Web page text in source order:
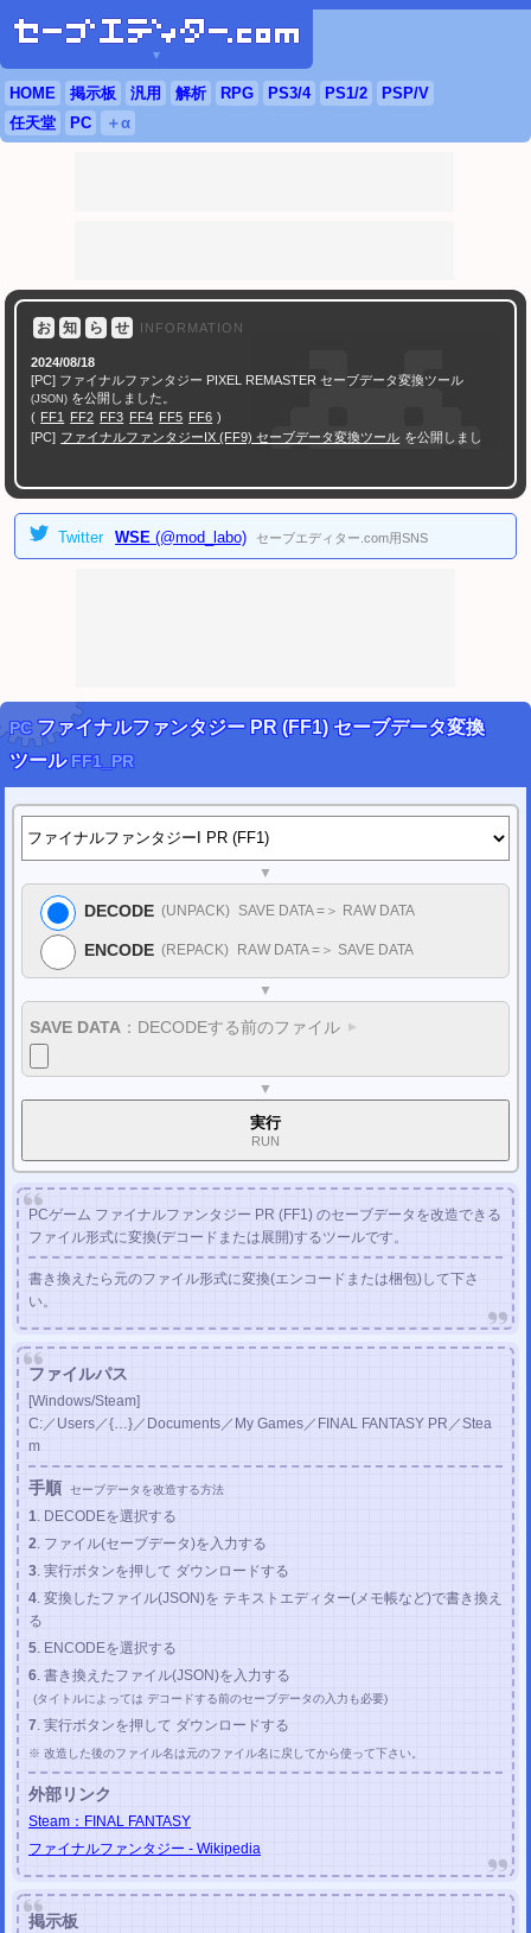
▼
HOME 掲示板 汎用 解析 RPG PS3/4 PS1/2 PSP/V
任天堂
PC ＋α
お 知 ら せ INFORMATION
2024/08/18
[PC] ファイナルファンタジー PIXEL REMASTER セーブデータ変換ツール
(JSON) を公開しました。
( FF1 FF2 FF3 FF4 FF5 FF6 )
[PC] ファイナルファンタジーIX (FF9) セーブデータ変換ツール を公開しまし
ました。
ました。
2024/02/11
[PC] ペルソナ3 リロード セーブデータ変換ツール
を公開しました。
2023/02/18
クイズ動画GIFメーカー9点 を公開しました。
2023/02/18
動画GIF作成シリーズ23点 を公開しました。
2022/11/20
ポケモン履歴書メーカー・スカーレット
ポケモン履歴書メーカー・バイオレット
2022/09/03
ロゴジェネレーター・シリーズ(56点) を公開しました。
2022/07/10
パワプロ風アバター画像ジェネレーター
DQ(ドラゴンクエスト)シリーズ関連ツール を公開しました。
任天堂改造解析掲示板を公開しました。
を公開しました。
セーブファイル名確認ツール for Microsoft Store / Xbox Game Passを公開しま
した。
2021/01/03
DQ11名前変更コード作成ツールとDQ11Sクロスセーブ移動ツール
2020/12/31
PC
PC ドラクエ11S セーブデータ変換ツール
(改造補助ツール)
2020/12/04
PC ホロウナイト セーブデータ変換ツールの不具合を修正しました。
2020/12/04
PCブラッドステインド Ritual of the Night の パッチコード、解析情報を投稿し
ました。
2020/12/02
した。
2020/11/29
PCバイオハザード4 HDの パッチコード、解析情報を PCゲーム改造掲示板に
PC バイオハザード4 HD チェックサム修正ツール
2020/05/17
PCゲーム セーブデータ変換ツールを更新して Dead Cellsを追加しました。
2020/04/24
PCゲーム セーブデータ変換ツール
を公開しました。(改造補助ツール)
ン など
PCゲーム チェックサム修正ツール
(バイオハザード6 鬼武者 ベヨネッタ
など
追加)
JSONファイル整形ツール
Twitter WSE (@mod_labo) セーブエディター.com用SNS
PCファイナルファンタジー PR (FF1)セーブデータ変換
ツール FF1_PR
▼
DECODE (UNPACK) SAVE DATA =＞ RAW DATA
ENCODE (REPACK) RAW DATA =＞ SAVE DATA
▼
SAVE DATA ： DECODEする前のファイル ▼
▼
実行
RUN
PCゲーム ファイナルファンタジー PR (FF1) のセーブデータを改造できる
ファイル形式に変換(デコードまたは展開)するツールです。
書き換えたら元のファイル形式に変換(エンコードまたは梱包)して下さ
い。
ファイルパス
[Windows/Steam]
C:／Users／{…}／Documents／My Games／FINAL FANTASY PR／Stea
m
手順 セーブデータを改造する方法
1. DECODEを選択する
2. ファイル(セーブデータ)を入力する
3. 実行ボタンを押して ダウンロードする
4. 変換したファイル(JSON)を テキストエディター(メモ帳など)で書き換え
る
5. ENCODEを選択する
6. 書き換えたファイル(JSON)を入力する
(タイトルによっては デコードする前のセーブデータの入力も必要)
7. 実行ボタンを押して ダウンロードする
※ 改造した後のファイル名は元のファイル名に戻してから使って下さい。
外部リンク
Steam：FINAL FANTASY
ファイナルファンタジー - Wikipedia
掲示板